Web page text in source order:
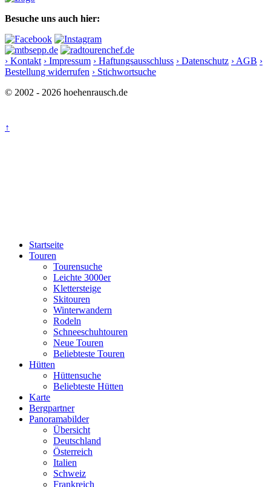
Besuche uns auch hier:
› Kontakt › Impressum › Haftungsausschluss › Datenschutz › AGB ›
Bestellung widerrufen › Stichwortsuche
© 2002 - 2026 hoehenrausch.de
↑
Startseite
Touren
Tourensuche
Leichte 3000er
Klettersteige
Skitouren
Winterwandern
Rodeln
Schneeschuhtouren
Neue Touren
Beliebteste Touren
Hütten
Hüttensuche
Beliebteste Hütten
Karte
Bergpartner
Panoramabilder
Übersicht
Deutschland
Österreich
Italien
Schweiz
Frankreich